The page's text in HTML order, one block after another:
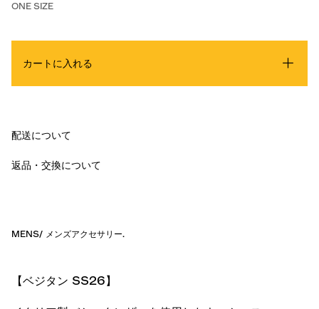
ONE SIZE
カートに入れる
配送について
返品・交換について
MENS/ メンズアクセサリー.
【ベジタン SS26】